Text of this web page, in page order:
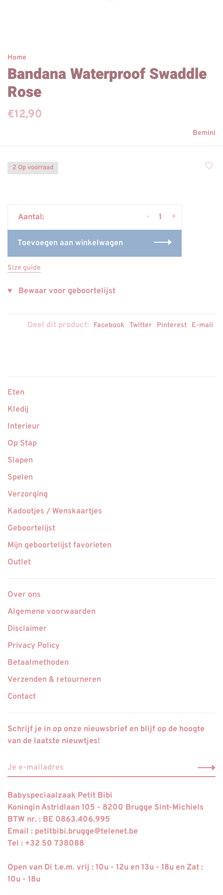
Home
Bandana Waterproof Swaddle
Rose
€12,90
Bemini
2 Op voorraad
Aantal: +
-
Toevoegen aan winkelwagen
Size guide
♥ Bewaar voor geboortelijst
Deel dit product: Facebook Twitter Pinterest E-mail
Eten
Kledij
Interieur
Op Stap
Slapen
Spelen
Verzorging
Kadootjes / Wenskaartjes
Geboortelijst
Mijn geboortelijst favorieten
Outlet
Over ons
Algemene voorwaarden
Disclaimer
Privacy Policy
Betaalmethoden
Verzenden & retourneren
Contact
Schrijf je in op onze nieuwsbrief en blijf op de hoogte
van de laatste nieuwtjes!
Babyspeciaalzaak Petit Bibi
Koningin Astridlaan 105 - 8200 Brugge Sint-Michiels
BTW nr. : BE 0863.406.995
Email : petitbibi.brugge@telenet.be
Tel : +32 50 738088
Open van Di t.e.m. vrij : 10u - 12u en 13u - 18u en Zat :
10u - 18u